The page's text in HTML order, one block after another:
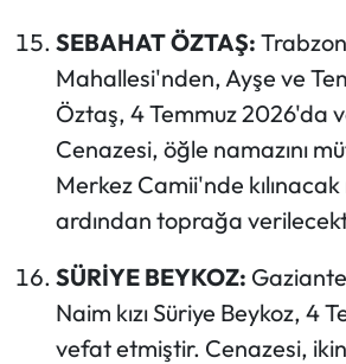
SEBAHAT ÖZTAŞ:
Mahallesi'nden, Ayşe ve
Öztaş, 4 Temmuz 2026'da
Cenazesi, öğle namazını
Merkez Camii'nde kılınacak
ardından toprağa
SÜRİYE BEYKOZ:
Naim kızı Süriye Beykoz, 4
vefat etmiştir. Cenazesi,